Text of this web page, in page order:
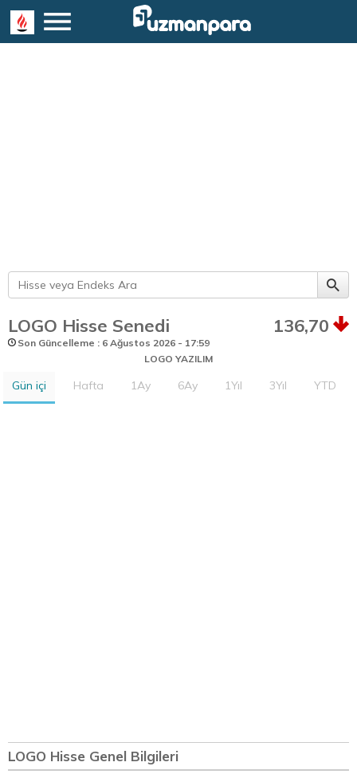
LOGO Hisse Senedi 136,70
Son Güncelleme : 6 Ağustos 2026 - 17:59
LOGO YAZILIM
Gün içi Hafta 1Ay 6Ay 1Yıl 3Yıl YTD
LOGO Hisse Genel Bilgileri